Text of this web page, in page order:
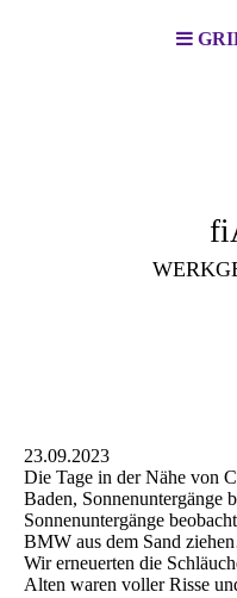
23.09.2023
Die Tage in der Nähe von
Baden, Sonnenuntergänge
Sonnenuntergänge
BMW aus dem Sand
Wir erneuerten die
Alten waren voller Risse